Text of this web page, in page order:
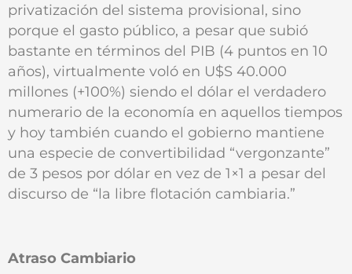
privatización del sistema provisional, sino
porque el gasto público, a pesar que subió
bastante en términos del PIB (4 puntos en 10
años), virtualmente voló en U$S 40.000
millones (+100%) siendo el dólar el verdadero
numerario de la economía en aquellos tiempos
y hoy también cuando el gobierno mantiene
una especie de convertibilidad “vergonzante”
de 3 pesos por dólar en vez de 1×1 a pesar del
discurso de “la libre flotación cambiaria.”
Atraso Cambiario